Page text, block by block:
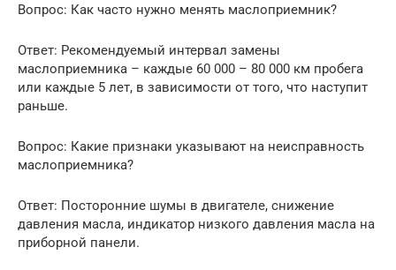
Вопрос: Как часто нужно менять маслоприемник?
Ответ: Рекомендуемый интервал замены
маслоприемника – каждые 60 000 – 80 000 км пробега
или каждые 5 лет, в зависимости от того, что наступит
раньше.
Вопрос: Какие признаки указывают на неисправность
маслоприемника?
Ответ: Посторонние шумы в двигателе, снижение
давления масла, индикатор низкого давления масла на
приборной панели.